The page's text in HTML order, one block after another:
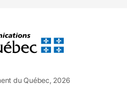
du Québec, 2026